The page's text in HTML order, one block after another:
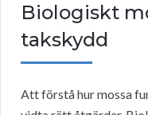
Biologiskt
takskydd
Att förstå hur mossa